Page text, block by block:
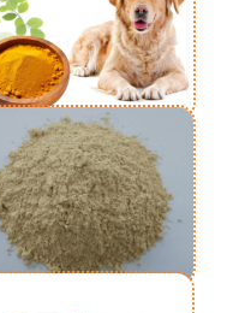
宠物食品风味剂
大米酶解蛋白